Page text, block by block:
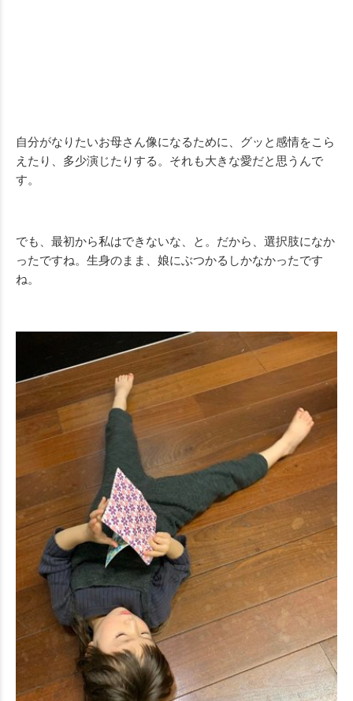
自分がなりたいお母さん像になるために、グッと感情をこら
えたり、多少演じたりする。それも大きな愛だと思うんで
す。
でも、最初から私はできないな、と。だから、選択肢になか
ったですね。生身のまま、娘にぶつかるしかなかったです
ね。